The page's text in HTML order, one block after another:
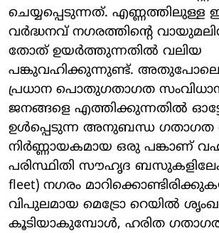
ചെയ്യപ്പെടുന്നത്.
വർദ്ധനവ് നഗരത്തിന്റെ
തോത് ഉയർത്തുന്നതിൽ വലിയ
പങ്കുവഹിക്കുന്നുണ്ട്. അതുപോലെ
പ്രധാന പൊതുഗതാഗത
ജനങ്ങളെ എത്തിക്കുന്നതിൽ
ഉൾപ്പെടുന്ന അനുബന്ധ ഗതാഗത
നിർണ്ണായകമായ ഒരു പങ്കാണ്
പരിസ്ഥിതി സൗഹൃദ
fleet) നഗരം
വിപുലമായ മെട്രോ റെയിൽ
കൂടിയാകുമ്പോൾ, ഹരിത